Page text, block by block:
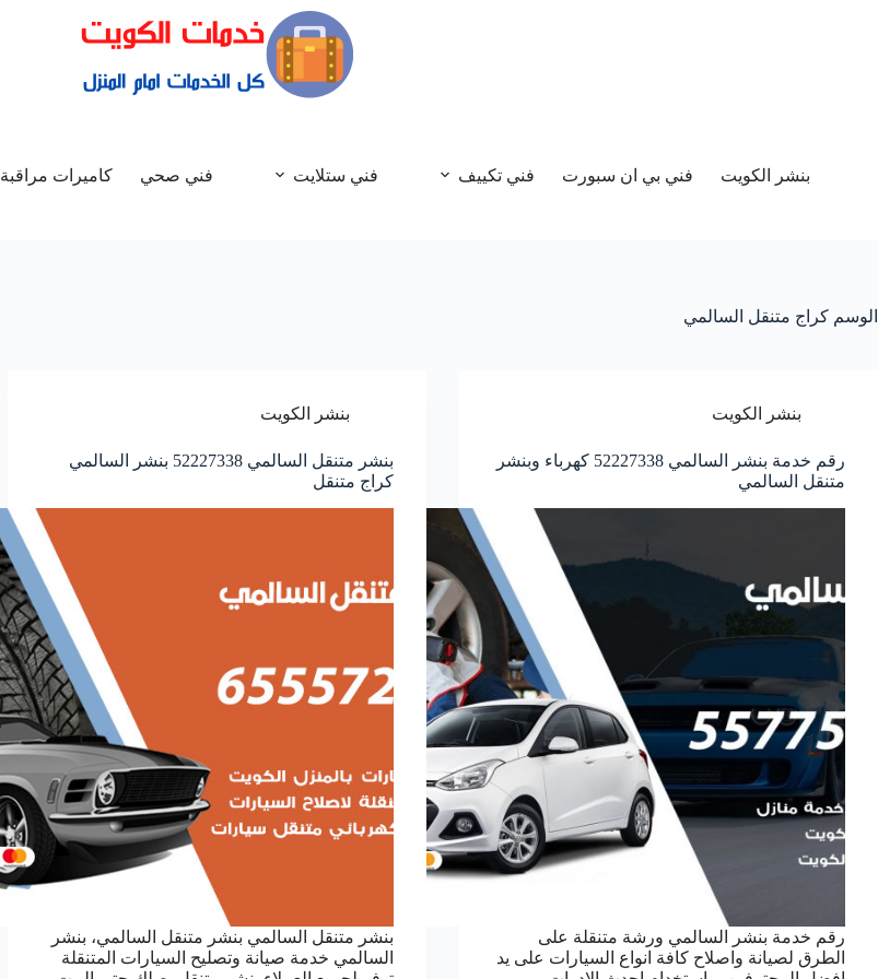
بنشر الكويت فني بي ان سبورت فني تكييف فني ستلايت فني صحي كاميرات مراقبة
الوسم كراج متنقل السالمي
بنشر الكويت
رقم خدمة بنشر السالمي 52227338 كهرباء وبنشر
متنقل السالمي
رقم خدمة بنشر السالمي ورشة متنقلة على
الطرق لصيانة واصلاح كافة انواع السيارات على يد
بنشر الكويت
بنشر متنقل السالمي 52227338 بنشر السالمي
كراج متنقل
بنشر متنقل السالمي بنشر متنقل السالمي، بنشر
السالمي خدمة صيانة وتصليح السيارات المتنقلة